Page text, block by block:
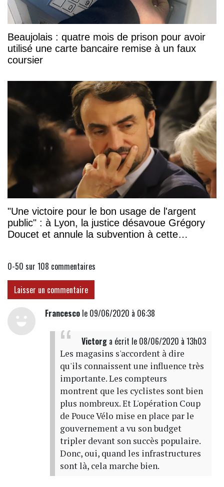
Beaujolais : quatre mois de prison pour avoir
utilisé une carte bancaire remise à un faux
coursier
"Une victoire pour le bon usage de l'argent
public" : à Lyon, la justice désavoue Grégory
Doucet et annule la subvention à cette
0-50 sur 108 commentaires
Laisser un commentaire
Francescole 09/06/2020 à 06:38
Victorga écrit le 08/06/2020 à 13h03
Les magasins s'accordent à dire
qu'ils connaissent une influence très
importante. Les compteurs
montrent que les cyclistes sont bien
plus nombreux. Et L'opération Coup
de Pouce Vélo mise en place par le
gouvernement a vu son budget
tripler devant son succès populaire.
Donc, oui, quand les infrastructures
sont là, cela marche bien.